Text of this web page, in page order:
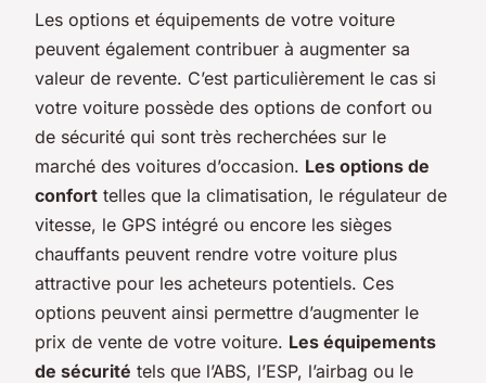
Les options et équipements de votre voiture
peuvent également contribuer à augmenter sa
valeur de revente. C’est particulièrement le cas si
votre voiture possède des options de confort ou
de sécurité qui sont très recherchées sur le
marché des voitures d’occasion. Les options de
confort telles que la climatisation, le régulateur de
vitesse, le GPS intégré ou encore les sièges
chauffants peuvent rendre votre voiture plus
attractive pour les acheteurs potentiels. Ces
options peuvent ainsi permettre d’augmenter le
prix de vente de votre voiture. Les équipements
de sécurité tels que l’ABS, l’ESP, l’airbag ou le